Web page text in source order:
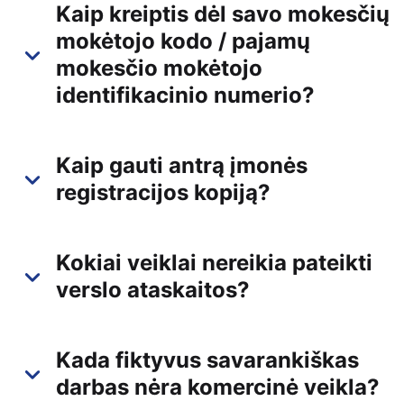
Kaip kreiptis dėl savo mokesčių
mokėtojo kodo / pajamų
mokesčio mokėtojo
identifikacinio numerio?
Kaip gauti antrą įmonės
registracijos kopiją?
Kokiai veiklai nereikia pateikti
verslo ataskaitos?
Kada fiktyvus savarankiškas
darbas nėra komercinė veikla?